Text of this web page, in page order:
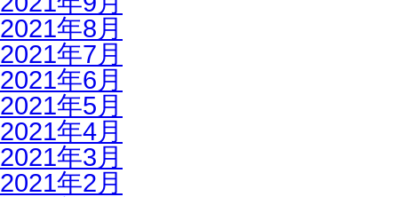
2021年8月
2021年7月
2021年6月
2021年5月
2021年4月
2021年3月
2021年2月